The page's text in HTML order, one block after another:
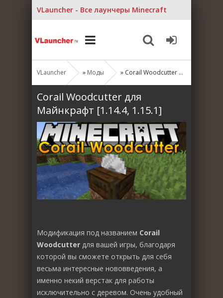
VLauncher - Все лаунчеры Minecraft
VLauncher » Моды » Corail Woodcutter для Майнкрафт [1.14.4, 1.15.1]
Corail Woodcutter для
Майнкрафт [1.14.4, 1.15.1]
Модификация под названием Corail
Woodcutter для вашей игры, благодаря
которой вы сможете открыть для себя
весьма интересные нововведения, а
именно некий верстак для работы
исключительно с деревом. Очень удобный